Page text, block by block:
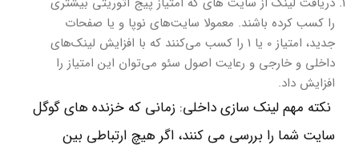
را کسب کرده باشند. معمولا سایت‌های نوپا و یا صفحات
جدید، امتیاز 0 یا 1 را کسب می‌کنند که با افزایش لینک‌های
داخلی و خارجی و رعایت اصول سئو می‌توان این امتیاز را
افزایش داد.
نکته مهم لینک سازی داخلی: زمانی که خزنده های گوگل
سایت شما را بررسی می کنند، اگر هیچ ارتباطی بین